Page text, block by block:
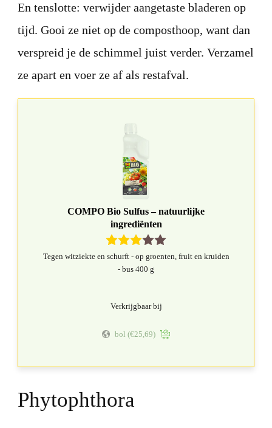
En tenslotte: verwijder aangetaste bladeren op
tijd. Gooi ze niet op de composthoop, want dan
verspreid je de schimmel juist verder. Verzamel
ze apart en voer ze af als restafval.
COMPO Bio Sulfus – natuurlijke
ingrediënten
Tegen witziekte en schurft - op groenten, fruit en kruiden
- bus 400 g
Verkrijgbaar bij
bol (€25,69)
Phytophthora